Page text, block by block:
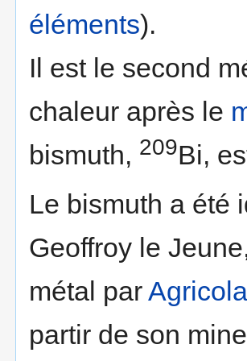
éléments).
Il est le second
chaleur après le
bismuth, 209Bi,
Le bismuth a été
Geoffroy le
métal parAgricola
partir de son